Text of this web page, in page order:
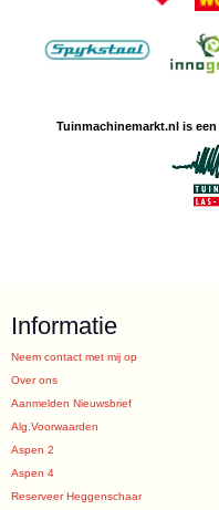
Tuinmachinemarkt.nl is een
Informatie
Neem contact met mij op
Over ons
Aanmelden Nieuwsbrief
Alg.Voorwaarden
Aspen 2
Aspen 4
Reserveer Heggenschaar